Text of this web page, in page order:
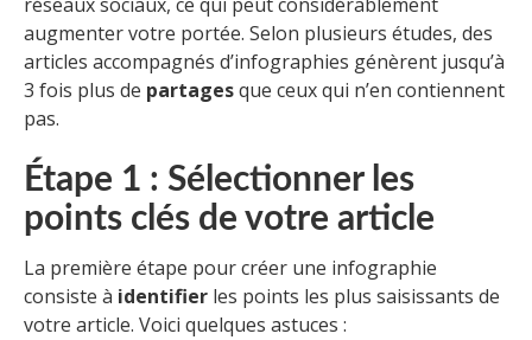
augmenter votre portée. Selon plusieurs études, des
articles accompagnés d’infographies génèrent jusqu’à
3 fois plus de partagesque ceux qui n’en contiennent
pas.
Étape 1 : Sélectionner les
points clés de votre article
La première étape pour créer une infographie
consiste à identifier les points les plus saisissants de
votre article. Voici quelques astuces :